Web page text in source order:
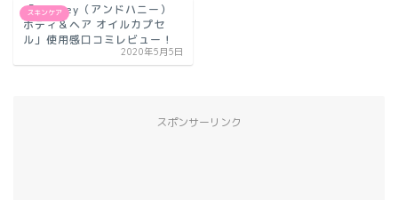
スキンケア
「&honey（アンドハニー）
ボディ＆ヘア オイルカプセ
ル」使用感口コミレビュー！
2020年5月5日
スポンサーリンク